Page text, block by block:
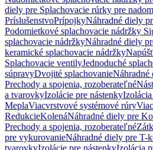
diely pre Splachovacie rúrky pre
PríslušenstvoPrípojkyNáhradné diely
Podomietkové splachovacie nádržky
splachovacie nádržkyNáhradné diely
keramické splachovacie nádržky
Splachovacie ventilyJednoduché
súpravyDvojité splachovanieNáhradné
Prechody a spojenia, rozoberateľné
a tvarovkyIzolácie pre nástenky
MeplaViacvrstvové systémové rúry
RedukcieKolenáNáhradné diely pre
Prechody a spojenia, rozoberateľné
pre vykurovanieNáhradné diely pre T-
tvarovkyIzolácie pre nástenkyIzolácia